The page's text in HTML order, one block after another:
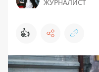
ЖУРНАЛИСТ
👍